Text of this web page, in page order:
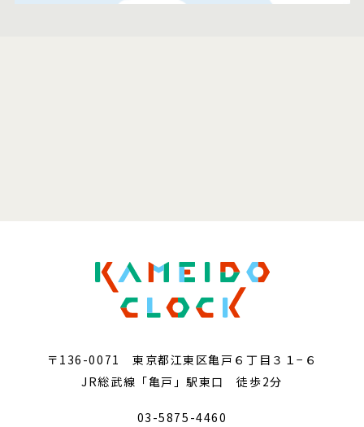
〒136-0071 東京都江東区亀戸６丁目３１−６
JR総武線「亀戸」駅東口 徒歩2分
03-5875-4460